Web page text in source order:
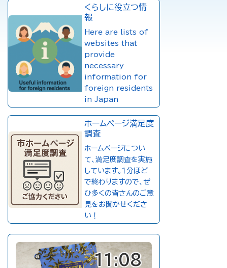
くらしに役立つ情
報
Here are lists of
websites that
provide
necessary
information for
foreign residents
in Japan
ホームページ満足度
調査
ホームページについ
て、満足度調査を実施
しています。１分ほど
で終わりますので、ぜ
ひ多くの皆さんのご意
見をお聞かせくださ
い！
11:08